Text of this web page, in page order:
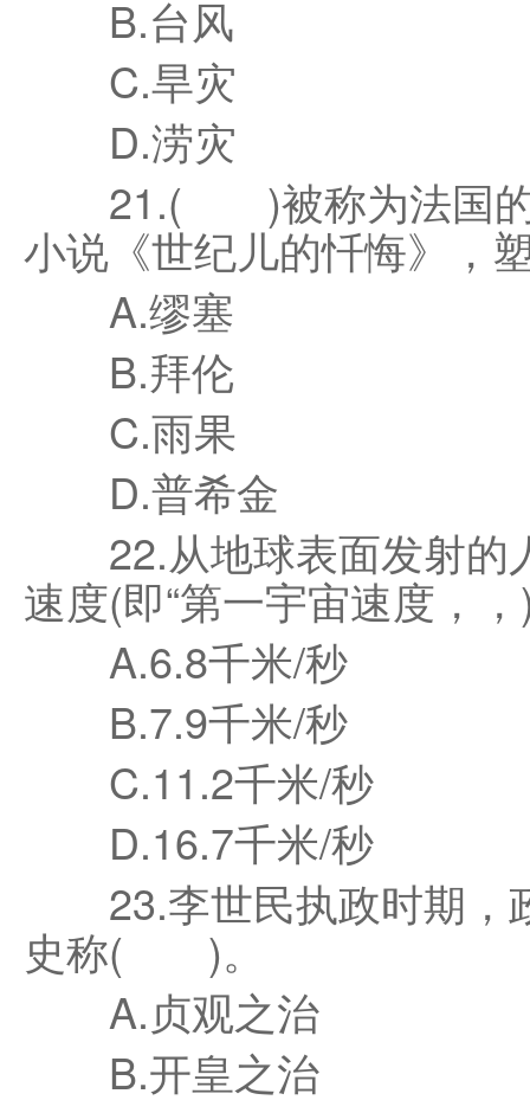
B.台风
C.旱灾
D.涝灾
21.( )被称为法国的“
小说《世纪儿的忏悔》，
A.缪塞
B.拜伦
C.雨果
D.普希金
22.从地球表面发射的
速度(即“第一宇宙速度
A.6.8千米/秒
B.7.9千米/秒
C.11.2千米/秒
D.16.7千米/秒
23.李世民执政时期，
史称( )。
A.贞观之治
B.开皇之治